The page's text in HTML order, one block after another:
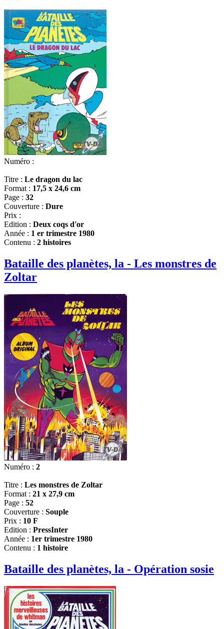
Numéro :
Titre : Le dragon du lac
Format : 17,5 x 24,6 cm
Page : 32
Couverture : Dure
Prix :
Edition : Deux coqs d'or
Année : 1 er trimestre 1980
Contenu : 2 histoires
Bataille des planètes, la - Les monstres de
Zoltar
Numéro : 2
Titre : Les monstres de Zoltar
Format : 21 x 27,9 cm
Page : 52
Couverture : Souple
Prix : 10 F
Edition : PressInter
Année : 1er trimestre 1980
Contenu : 1 histoire
Bataille des planètes, la - Opération sosie